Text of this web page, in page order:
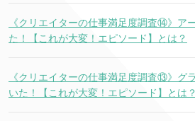
《クリエイターの仕事満足度調査⑭》ア
た！【これが大変！エピソード】とは？
《クリエイターの仕事満足度調査⑬》グ
いた！【これが大変！エピソード】とは？